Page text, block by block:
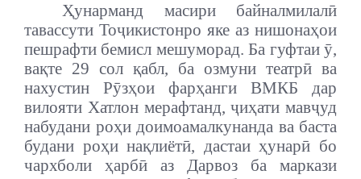
Ҳунарманд масири байналмилалӣ
тавассути Тоҷикистонро яке аз нишонаҳои
пешрафти бемисл мешуморад.Ба гуфтаи ӯ,
вақте 29 сол қабл, ба озмуни театрӣ ва
нахустин Рӯзҳои фарҳанги ВМКБ дар
вилояти Хатлон мерафтанд, ҷиҳати мавҷуд
набудани роҳи доимоамалкунанда ва баста
будани роҳи нақлиётӣ, дастаи ҳунарӣ бо
чархболи ҳарбӣ аз Дарвоз ба маркази